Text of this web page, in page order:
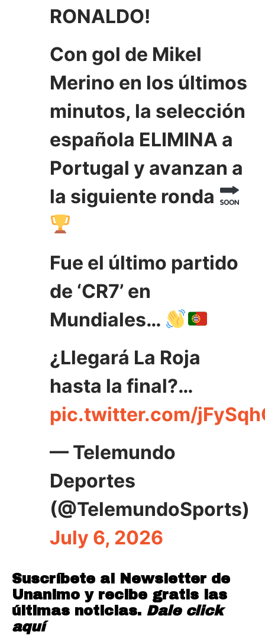
RONALDO!
Con gol de Mikel
Merino en los últimos
minutos, la selección
española ELIMINA a
Portugal y avanzan a
la siguiente ronda
Fue el último partido
de ‘CR7’ en
Mundiales…
¿Llegará La Roja
hasta la final?…
pic.twitter.com/
— Telemundo
Deportes
(@TelemundoSports)
July 6, 2026
Suscríbete al Newsletter de
Unanimo y recibe gratis las
últimas noticias. Dale click
aquí